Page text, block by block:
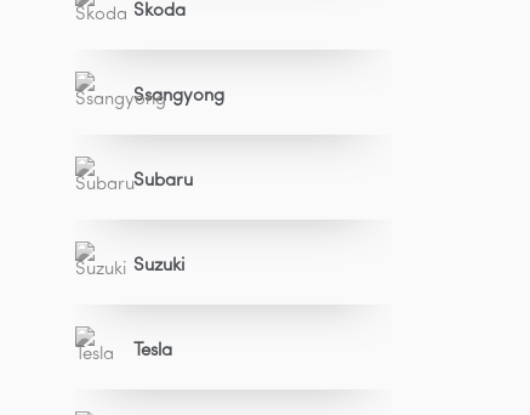
Skoda
Ssangyong
Subaru
Suzuki
Tesla